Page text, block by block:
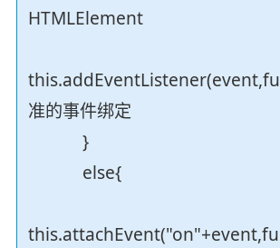
HTMLElement
准的事件绑定
}
else{